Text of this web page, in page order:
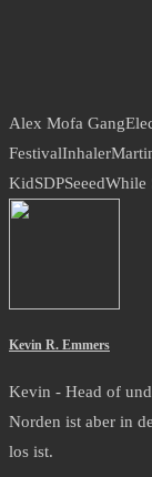
Alex Mofa Gang
FestivalInhaler
KidSDPSeeedWhile
Kevin R. Emmers
Kevin - Head of
Norden ist aber in
los ist.